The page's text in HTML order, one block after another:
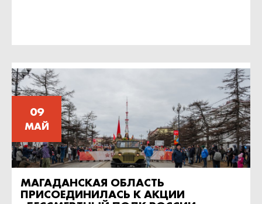
09
МАЙ
МАГАДАНСКАЯ ОБЛАСТЬ
ПРИСОЕДИНИЛАСЬ К АКЦИИ